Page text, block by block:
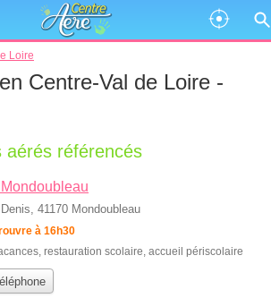
Loire
Centre-Val de Loire -
aérés référencés
41170 Mondoubleau
à 16h30
, restauration scolaire, accueil périscolaire